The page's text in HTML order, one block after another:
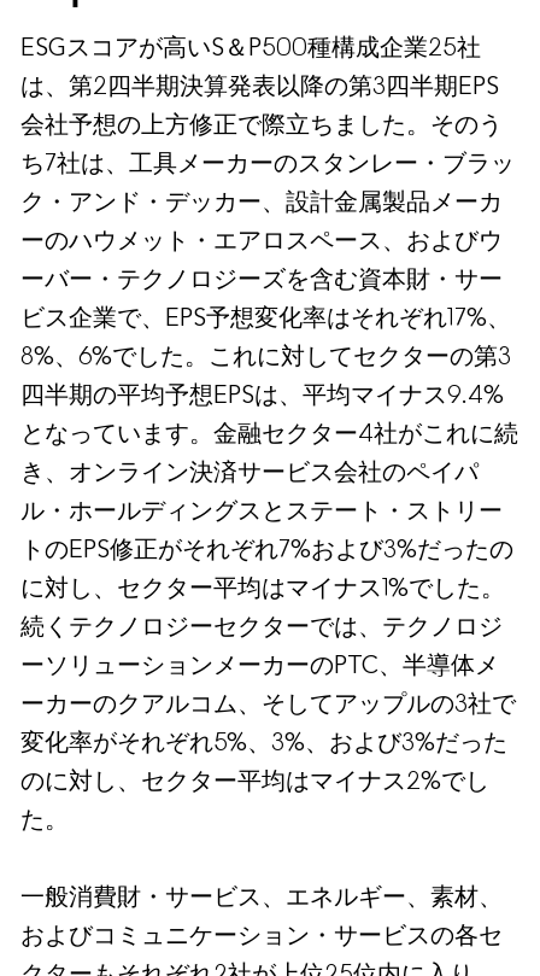
ESGスコアが高いS＆P500種構成企業25社
は、第2四半期決算発表以降の第3四半期EPS
会社予想の上方修正で際立ちました。そのう
ち7社は、工具メーカーのスタンレー・ブラッ
ク・アンド・デッカー、設計金属製品メーカ
ーのハウメット・エアロスペース、およびウ
ーバー・テクノロジーズを含む資本財・サー
ビス企業で、EPS予想変化率はそれぞれ17%、
8%、6%でした。これに対してセクターの第3
四半期の平均予想EPSは、平均マイナス9.4%
となっています。金融セクター4社がこれに続
き、オンライン決済サービス会社のペイパ
ル・ホールディングスとステート・ストリー
トのEPS修正がそれぞれ7%および3%だったの
に対し、セクター平均はマイナス1%でした。
続くテクノロジーセクターでは、テクノロジ
ーソリューションメーカーのPTC、半導体メ
ーカーのクアルコム、そしてアップルの3社で
変化率がそれぞれ5%、3%、および3%だった
のに対し、セクター平均はマイナス2%でし
た。
一般消費財・サービス、エネルギー、素材、
およびコミュニケーション・サービスの各セ